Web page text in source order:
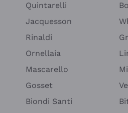
Quintarelli
Jacquesson
Rinaldi
Ornellaia
Mascarello
Gosset
Biondi Santi